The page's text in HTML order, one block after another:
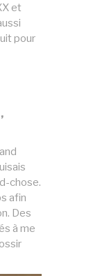
et
pour
chose.
afin
Des
à me